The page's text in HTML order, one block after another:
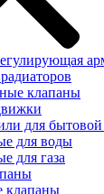
клапаны
для бытовой
для воды
для газа
клапаны